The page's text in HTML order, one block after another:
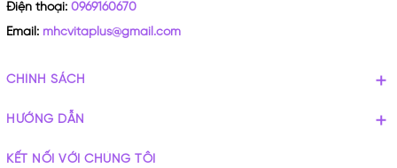
Điện thoại: 0969160670
Email: mhcvitaplus@gmail.com
CHÍNH SÁCH
HƯỚNG DẪN
KẾT NỐI VỚI CHÚNG TÔI